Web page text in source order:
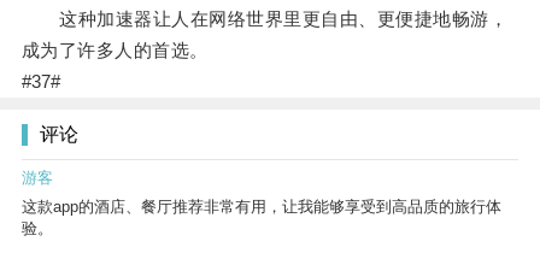
这种加速器让人在网络世界里更自由、更便捷地畅游，
成为了许多人的首选。
#37#
评论
游客
这款app的酒店、餐厅推荐非常有用，让我能够享受到高品质的旅行体
验。